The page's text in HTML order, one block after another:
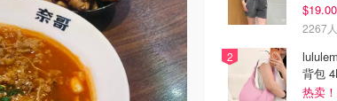
$19.00
2267
背包
热卖